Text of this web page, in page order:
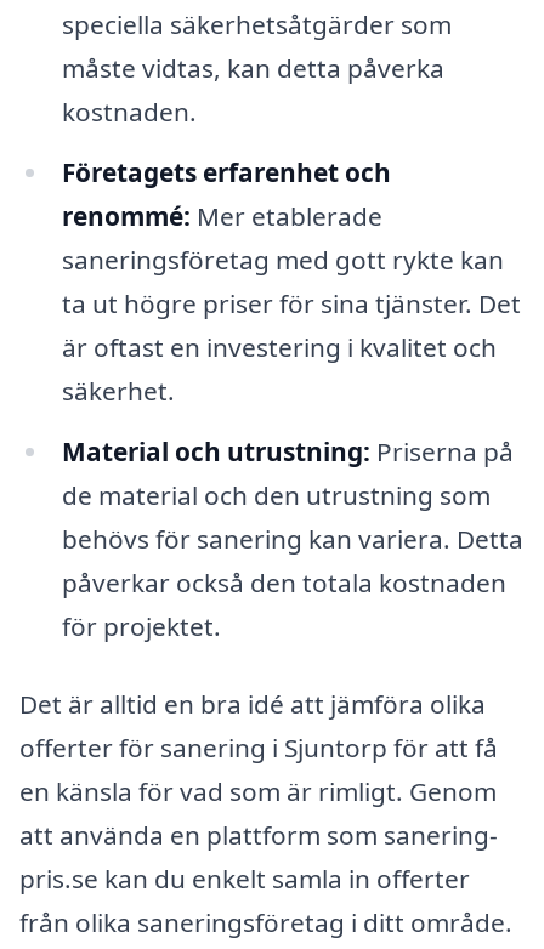
speciella säkerhetsåtgärder som
måste vidtas, kan detta påverka
kostnaden.
Företagets erfarenhet och
renommé: Mer etablerade
saneringsföretag med gott rykte kan
ta ut högre priser för sina tjänster. Det
är oftast en investering i kvalitet och
säkerhet.
Material och utrustning: Priserna på
de material och den utrustning som
behövs för sanering kan variera. Detta
påverkar också den totala kostnaden
för projektet.
Det är alltid en bra idé att jämföra olika
offerter för sanering i Sjuntorp för att få
en känsla för vad som är rimligt. Genom
att använda en plattform som sanering-
pris.se kan du enkelt samla in offerter
från olika saneringsföretag i ditt område.